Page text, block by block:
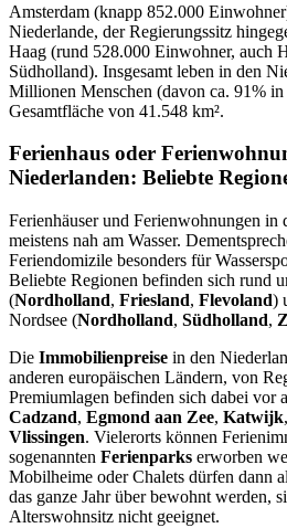
Amsterdam (knapp 852.000
Niederlande, der Regierungssitz
Haag (rund 528.000 Einwohner, auch
Südholland). Insgesamt leben in den
Millionen Menschen (davon ca. 91% in
Gesamtfläche von 41.548 km².
Ferienhaus oder
Niederlanden: Beliebte
Ferienhäuser und Ferienwohnungen in
meistens nah am Wasser.
Feriendomizile besonders für
Beliebte Regionen befinden sich rund
(Nordholland, Friesland, Flevoland)
Nordsee (Nordholland, Südholland,
Die Immobilienpreise in den
anderen europäischen Ländern, von
Premiumlagen befinden sich dabei vor
Cadzand, Egmond aan Zee, Katwijk,
Vlissingen. Vielerorts können
sogenannten Ferienparks erworben
Mobilheime oder Chalets dürfen dann
das ganze Jahr über bewohnt werden,
Alterswohnsitz nicht geeignet.